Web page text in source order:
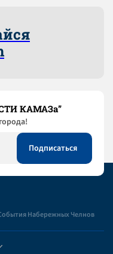
КАМАЗа”
Набережных Челнов